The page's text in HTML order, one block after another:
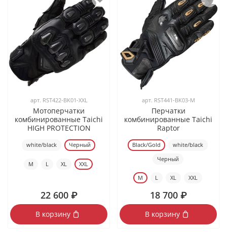
арт. RST422-BK01-XXL
Мотоперчатки
комбинированные Taichi
HIGH PROTECTION
white/black Черный
M L XL XXL
22 600 ₽
В корзину
арт. RST441-BK03-M
Перчатки
комбинированные Taichi
Raptor
Black/Gold
white/black
Черный
M L XL XXL
18 700 ₽
В корзину